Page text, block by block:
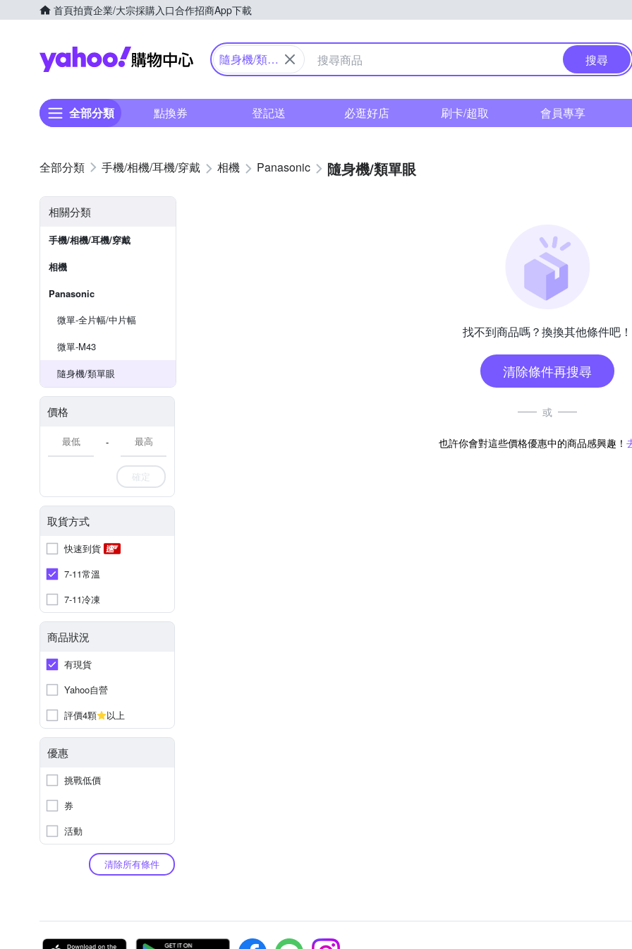
首頁拍賣企業/大宗採購入口合作招商App下載
Yahoo購物中心
隨身機/類單
搜尋
全部分類 點換券 登記送 必逛好店 刷卡/超取 會員專享
手機/相機/耳機/穿戴 相機 Panasonic 隨身機/類單眼
相關分類
手機/相機/耳機/穿戴
相機
Panasonic
微單-全片幅/中片幅
微單-M43
隨身機/類單眼
價格
-
確定
取貨方式
快速到貨
7-11常溫
7-11冷凍
商品狀況
有現貨
Yahoo自營
評價4顆
以上
優惠
挑戰低價
券
活動
清除所有條件
找不到商品嗎？換換其他條件吧！
清除條件再搜尋
或
也許你會對這些價格優惠中的商品感興趣！